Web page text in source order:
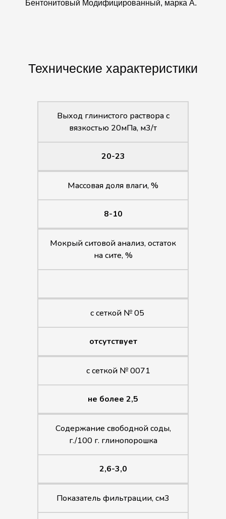
Бентонитовый Модифицированный, марка А.
Технические характеристики
Выход глинистого раствора с
вязкостью 20мПа, м3/т
20-23
Массовая доля влаги, %
8-10
Мокрый ситовой анализ, остаток
на сите, %
с сеткой № 05
отсутствует
с сеткой № 0071
не более 2,5
Содержание свободной соды,
г./100 г. глинопорошка
2,6-3,0
Показатель фильтрации, см3